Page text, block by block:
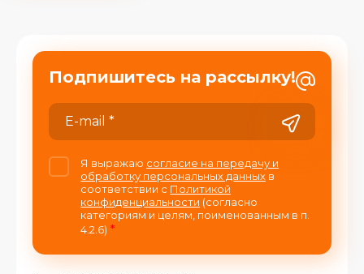
Подпишитесь на рассылку!
Я выражаю согласие на передачу и
обработку персональных данных в
соответствии с Политикой
конфиденциальности (согласно
категориям и целям, поименованным в п.
4.2.6) *